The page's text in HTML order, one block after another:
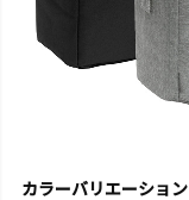
カラーバリエーション